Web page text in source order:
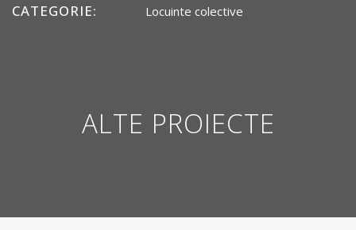
CATEGORIE: Locuinte colective
ALTE PROIECTE